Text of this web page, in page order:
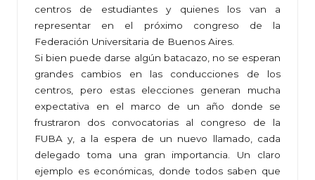
centros de estudiantes y quienes los van a
representar en el próximo congreso de la
Federación Universitaria de Buenos Aires.
Si bien puede darse algún batacazo, no se esperan
grandes cambios en las conducciones de los
centros, pero estas elecciones generan mucha
expectativa en el marco de un año donde se
frustraron dos convocatorias al congreso de la
FUBA y, a la espera de un nuevo llamado, cada
delegado toma una gran importancia. Un claro
ejemplo es económicas, donde todos saben que